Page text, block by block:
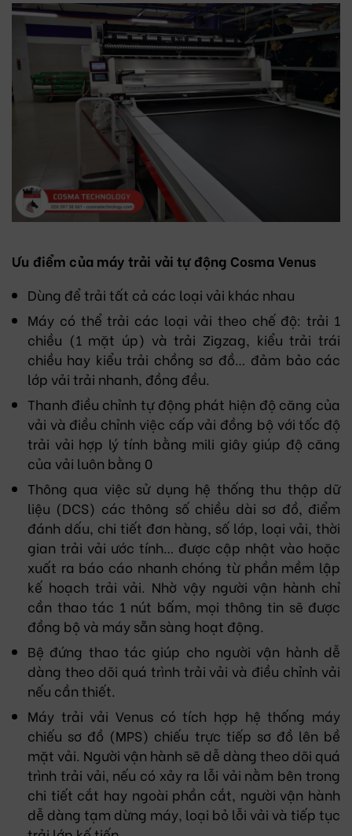
Ưu điểm của máy trải vải tự động Cosma Venus
Dùng để trải tất cả các loại vải khác nhau
Máy có thể trải các loại vải theo chế độ: trải 1
chiều (1 mặt úp) và trải Zigzag, kiểu trải trái
chiều hay kiểu trải chồng sơ đồ… đảm bảo các
lớp vải trải nhanh, đồng đều.
Thanh điều chỉnh tự động phát hiện độ căng của
vải và điều chỉnh việc cấp vải đồng bộ với tốc độ
trải vải hợp lý tính bằng mili giây giúp độ căng
của vải luôn bằng 0
Thông qua việc sử dụng hệ thống thu thập dữ
liệu (DCS) các thông số chiều dài sơ đồ, điểm
đánh dấu, chi tiết đơn hàng, số lớp, loại vải, thời
gian trải vải ước tính… được cập nhật vào hoặc
xuất ra báo cáo nhanh chóng từ phần mềm lập
kế hoạch trải vải. Nhờ vậy người vận hành chỉ
cần thao tác 1 nút bấm, mọi thông tin sẽ được
đồng bộ và máy sẵn sàng hoạt động.
Bệ đứng thao tác giúp cho người vận hành dễ
dàng theo dõi quá trình trải vải và điều chỉnh vải
nếu cần thiết.
Máy trải vải Venus có tích hợp hệ thống máy
chiếu sơ đồ (MPS) chiếu trực tiếp sơ đồ lên bề
mặt vải. Người vận hành sẽ dễ dàng theo dõi quá
trình trải vải, nếu có xảy ra lỗi vải nằm bên trong
chi tiết cắt hay ngoài phần cắt, người vận hành
dễ dàng tạm dừng máy, loại bỏ lỗi vải và tiếp tục